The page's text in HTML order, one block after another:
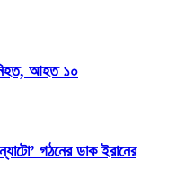
নিহত, আহত ১০
গঠনের ডাক ইরানের